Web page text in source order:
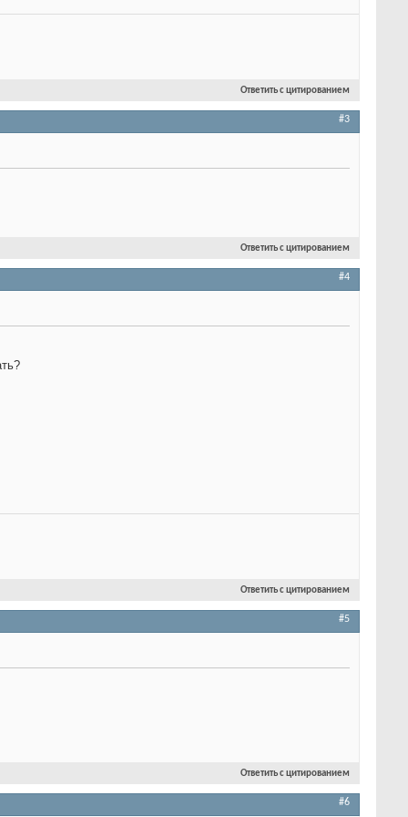
Ответить с цитированием
#3
Ответить с цитированием
#4
Ответить с цитированием
#5
Ответить с цитированием
#6